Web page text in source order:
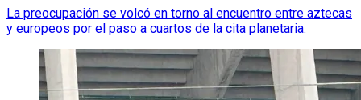
La preocupación se volcó en torno al encuentro entre aztecas
y europeos por el paso a cuartos de la cita planetaria.